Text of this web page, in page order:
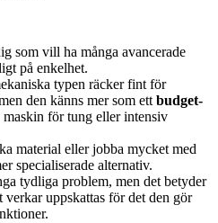
som vill ha många avancerade
på enkelhet.
typen räcker fint för
den känns mer som ett budget-
maskin för tung eller intensiv
material eller jobba mycket med
specialiserade alternativ.
tydliga problem, men det betyder
verkar uppskattas för det den gör